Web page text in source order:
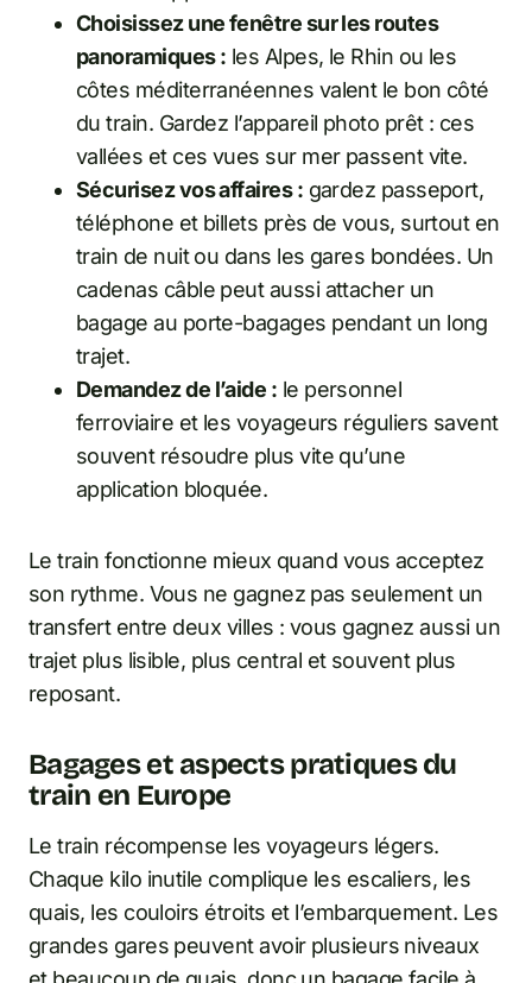
Choisissez une fenêtre sur les routes
panoramiques : les Alpes, le Rhin ou les
côtes méditerranéennes valent le bon côté
du train. Gardez l’appareil photo prêt : ces
vallées et ces vues sur mer passent vite.
Sécurisez vos affaires : gardez passeport,
téléphone et billets près de vous, surtout en
train de nuit ou dans les gares bondées. Un
cadenas câble peut aussi attacher un
bagage au porte-bagages pendant un long
trajet.
Demandez de l’aide : le personnel
ferroviaire et les voyageurs réguliers savent
souvent résoudre plus vite qu’une
application bloquée.
Le train fonctionne mieux quand vous acceptez
son rythme. Vous ne gagnez pas seulement un
transfert entre deux villes : vous gagnez aussi un
trajet plus lisible, plus central et souvent plus
reposant.
Bagages et aspects pratiques du
train en Europe
Le train récompense les voyageurs légers.
Chaque kilo inutile complique les escaliers, les
quais, les couloirs étroits et l’embarquement. Les
grandes gares peuvent avoir plusieurs niveaux